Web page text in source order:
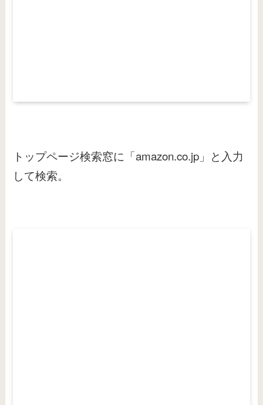
トップページ検索窓に「amazon.co.jp」と入力
して検索。